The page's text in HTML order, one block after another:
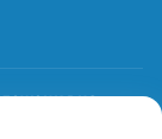
на